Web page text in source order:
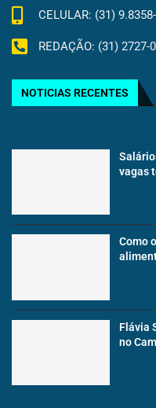
CELULAR: (31)
REDAÇÃO: (31) 2727-
NOTICIAS RECENTES
vagas
Como
Flávia
no